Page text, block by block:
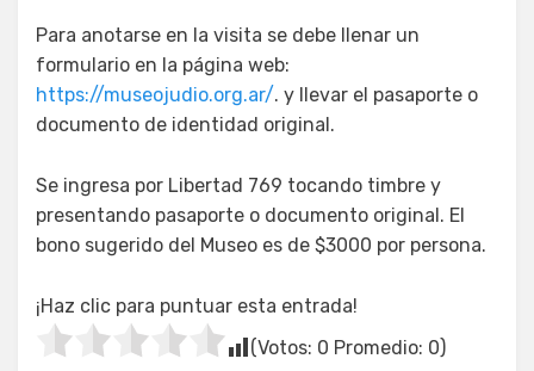
Para anotarse en la visita se debe llenar un
formulario en la página web:
https://museojudio.org.ar/. y llevar el pasaporte o
documento de identidad original.
Se ingresa por Libertad 769 tocando timbre y
presentando pasaporte o documento original. El
bono sugerido del Museo es de $3000 por persona.
¡Haz clic para puntuar esta entrada!
(Votos: 0 Promedio: 0)